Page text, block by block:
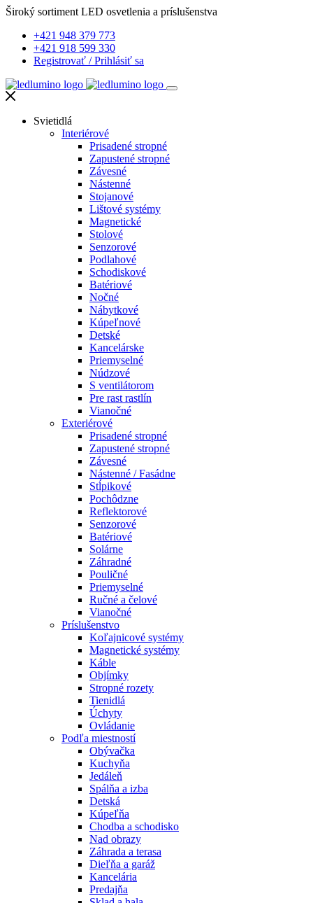
Široký sortiment LED osvetlenia a príslušenstva
+421 948 379 773
+421 918 599 330
Registrovať /Prihlásiť sa
Svietidlá
Interiérové
Prisadené stropné
Zapustené stropné
Závesné
Nástenné
Stojanové
Lištové systémy
Magnetické
Stolové
Senzorové
Podlahové
Schodiskové
Batériové
Nočné
Nábytkové
Kúpeľnové
Detské
Kancelárske
Priemyselné
Núdzové
S ventilátorom
Pre rast rastlín
Vianočné
Exteriérové
Prisadené stropné
Zapustené stropné
Závesné
Nástenné / Fasádne
Stĺpikové
Pochôdzne
Reflektorové
Senzorové
Batériové
Solárne
Záhradné
Pouličné
Priemyselné
Ručné a čelové
Vianočné
Príslušenstvo
Koľajnicové systémy
Magnetické systémy
Káble
Objímky
Stropné rozety
Tienidlá
Úchyty
Ovládanie
Podľa miestností
Obývačka
Kuchyňa
Jedáleň
Spálňa a izba
Detská
Kúpeľňa
Chodba a schodisko
Nad obrazy
Záhrada a terasa
Dieľňa a garáž
Kancelária
Predajňa